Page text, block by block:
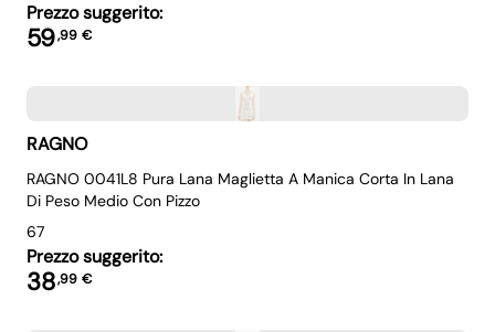
Prezzo suggerito:
59,99 €
RAGNO
RAGNO 0041L8 Pura Lana Maglietta A Manica Corta In Lana
Di Peso Medio Con Pizzo
67
Prezzo suggerito:
38,99 €